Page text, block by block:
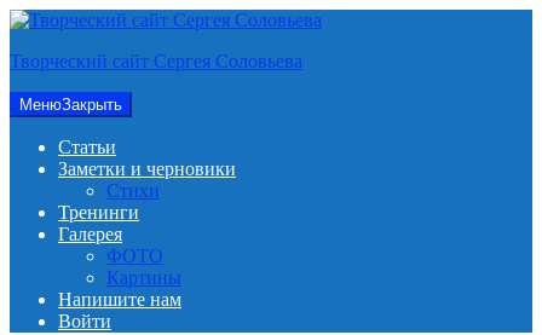
Перейти
содержимому
Творческий сайт Сергея Соловьева
МенюЗакрыть
Статьи
Заметки и черновики
Стихи
Тренинги
Галерея
ФОТО
Картины
Напишите нам
Войти